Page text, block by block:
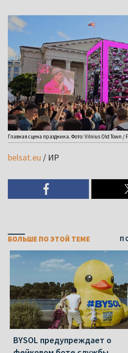
Главная сцена праздника. Фото: Vilnius Old Town /
belsat.eu / ИР
БОЛЬШЕ ПО ЭТОЙ ТЕМЕ
BYSOL предупреждает о